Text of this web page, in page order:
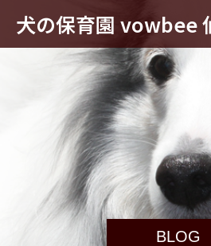
犬の保育園 vowbee
BLOG